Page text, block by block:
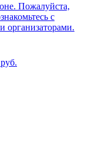
Пожалуйста,
с
организаторами.